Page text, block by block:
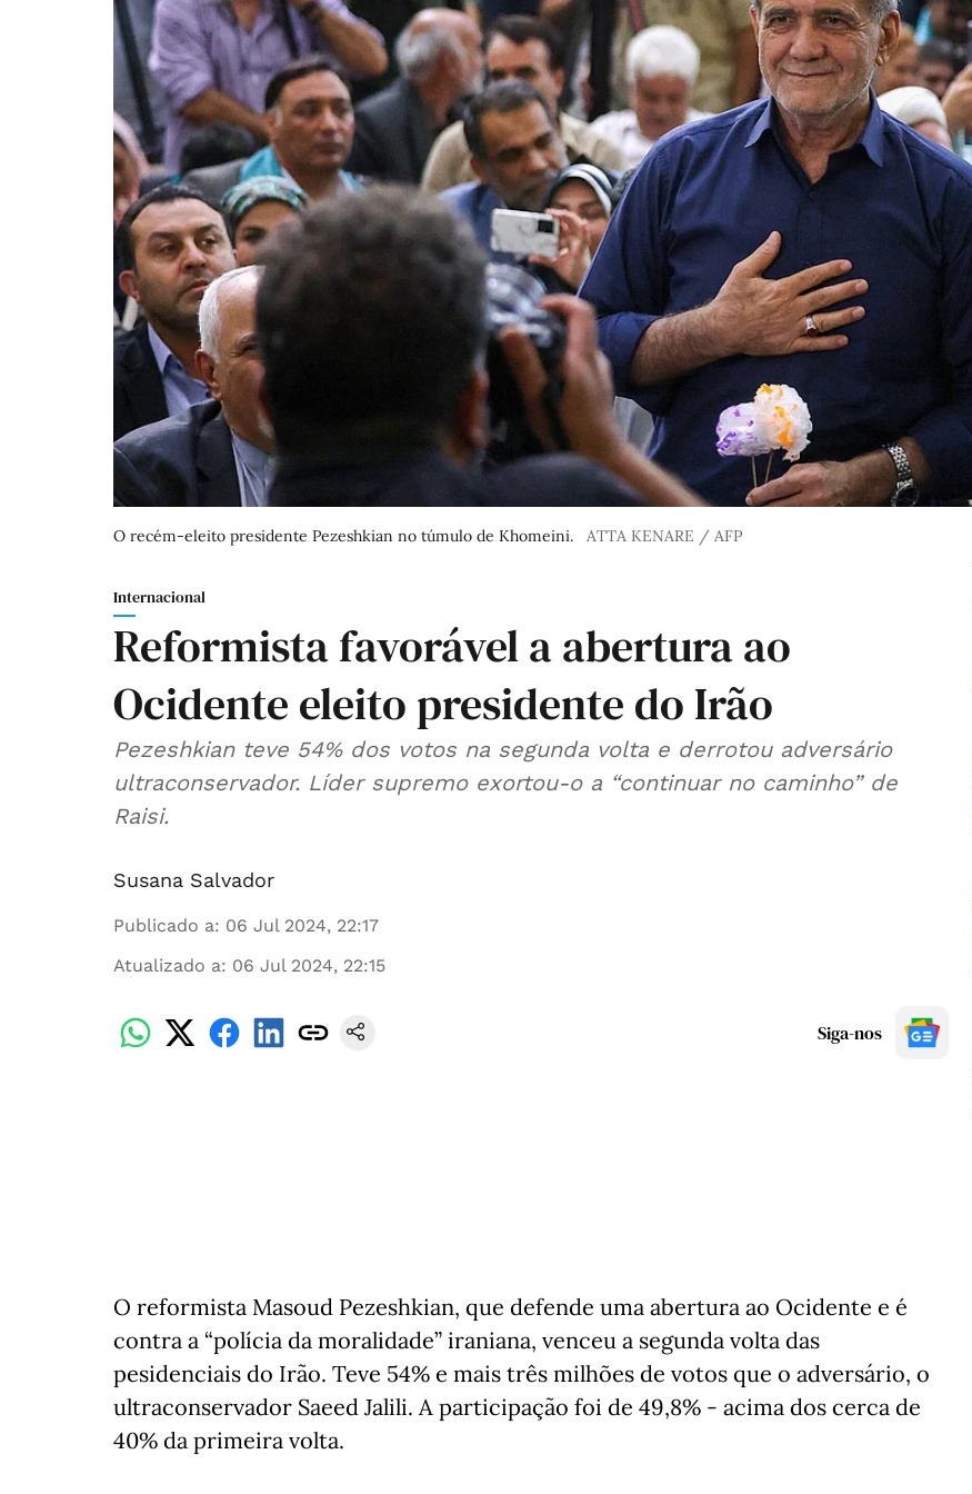
O recém-eleito presidente Pezeshkian no túmulo de Khomeini. ATTA KENARE / AFP
Internacional
Reformista favorável a abertura ao
Ocidente eleito presidente do Irão
Pezeshkian teve 54% dos votos na segunda volta e derrotou adversário
ultraconservador. Líder supremo exortou-o a “continuar no caminho” de
Raisi.
Susana Salvador
Publicado a: 06 Jul 2024, 22:17
Atualizado a: 06 Jul 2024, 22:15
Siga-nos
O reformista Masoud Pezeshkian, que defende uma abertura ao Ocidente e é
contra a “polícia da moralidade” iraniana, venceu a segunda volta das
pesidenciais do Irão. Teve 54% e mais três milhões de votos que o adversário, o
ultraconservador Saeed Jalili. A participação foi de 49,8% - acima dos cerca de
40% da primeira volta.